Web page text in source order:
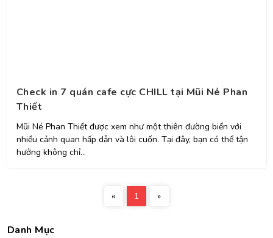
Check in 7 quán cafe cực CHILL tại Mũi Né Phan
Thiết
Mũi Né Phan Thiết được xem như một thiên đường biển với
nhiều cảnh quan hấp dẫn và lôi cuốn. Tại đây, bạn có thể tận
hưởng không chỉ...
«Previous
1 »Next
Danh Mục